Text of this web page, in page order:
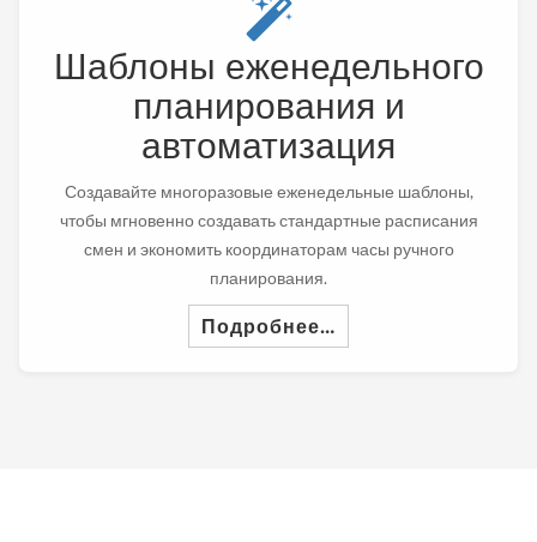
Шаблоны еженедельного
планирования и
автоматизация
Создавайте многоразовые еженедельные шаблоны,
чтобы мгновенно создавать стандартные расписания
смен и экономить координаторам часы ручного
планирования.
Подробнее…